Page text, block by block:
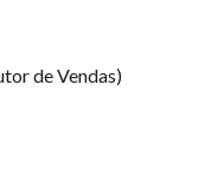
de Vendas)